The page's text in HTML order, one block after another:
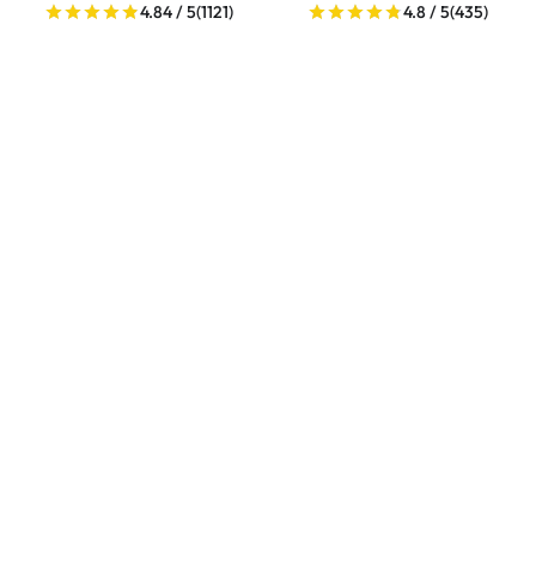
4.84 / 5(1121) 4.8 / 5(435)